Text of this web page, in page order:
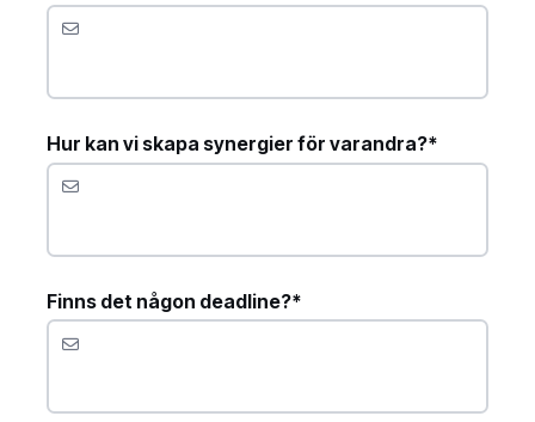
Hur kan vi skapa synergier för varandra?*
Finns det någon deadline?*